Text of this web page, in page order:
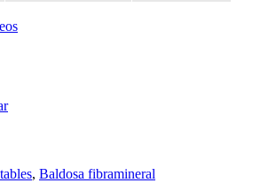
, Baldosa fibramineral